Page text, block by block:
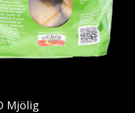
Mjölig